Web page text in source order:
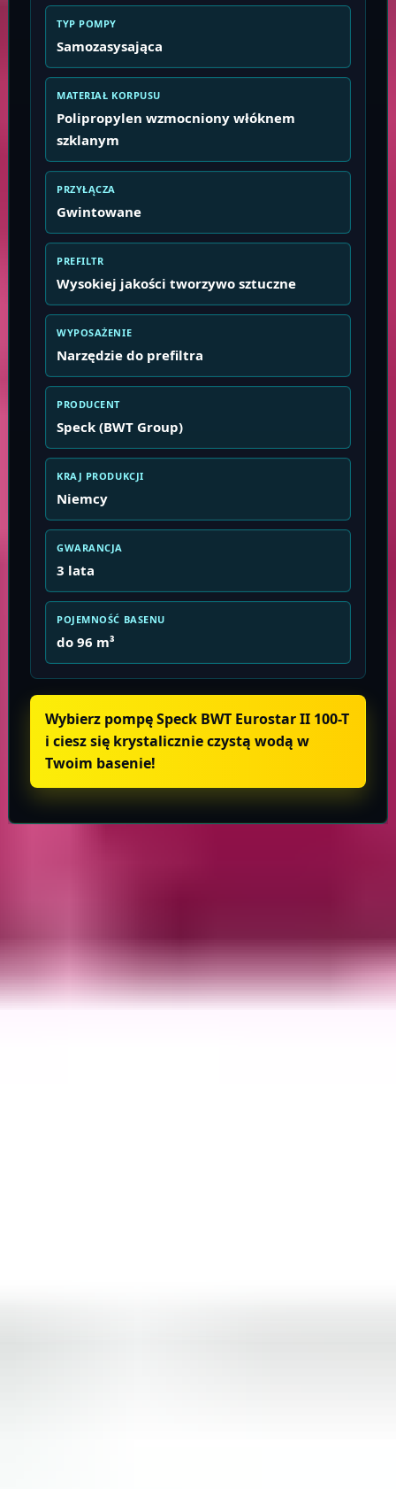
TYP POMPY
Samozasysająca
MATERIAŁ KORPUSU
Polipropylen wzmocniony włóknem
szklanym
PRZYŁĄCZA
Gwintowane
PREFILTR
Wysokiej jakości tworzywo sztuczne
WYPOSAŻENIE
Narzędzie do prefiltra
PRODUCENT
Speck (BWT Group)
KRAJ PRODUKCJI
Niemcy
GWARANCJA
3 lata
POJEMNOŚĆ BASENU
do 96 m³
Wybierz pompę Speck BWT Eurostar II 100-T
i ciesz się krystalicznie czystą wodą w
Twoim basenie!
Eksperci w dziedzinie technologii basenowej. Od projektu po serwis
– tworzymy architekturę wody na najwyższym poziomie.